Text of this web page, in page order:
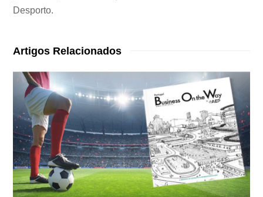
Desporto.
Artigos Relacionados